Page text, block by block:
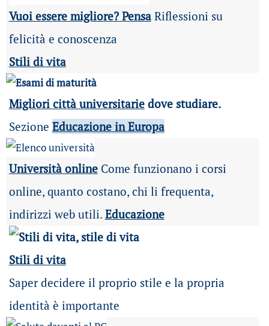
Vuoi essere migliore? PensaRiflessioni su
felicità e conoscenza
Stili di vita
Migliori città universitariedove studiare.
Sezione Educazione in Europa
Università online Come funzionano i corsi
online, quanto costano, chi li frequenta,
indirizzi web utili. Educazione
Stili di vita
Saper decidere il proprio stile e la propria
identità è importante